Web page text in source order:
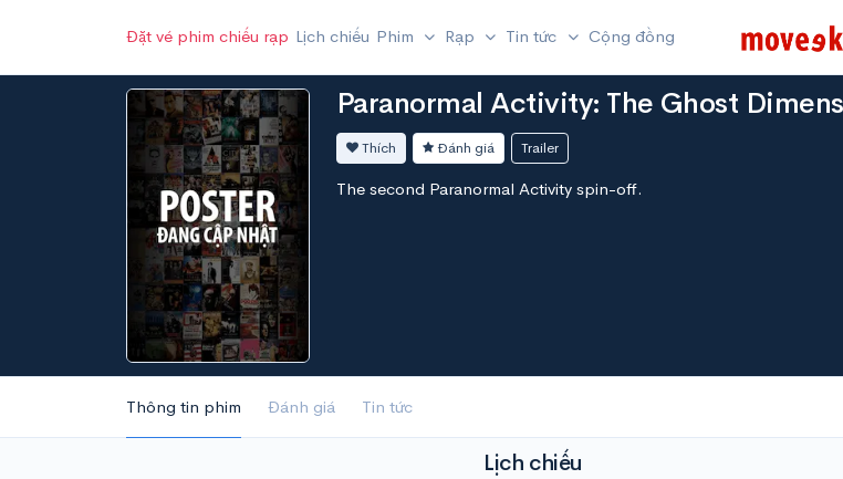
Đặt vé phim chiếu rạp Lịch chiếu Phim Rạp Tin tức Cộng đồng
Paranormal Activity: The Ghost
Thích Đánh giá Trailer
The second Paranormal Activity spin-off.
Thông tin phim Đánh giá Tin tức
Lịch chiếu